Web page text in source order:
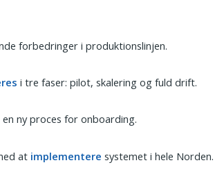
forbedringer i produktionslinjen.
i tre faser: pilot, skalering og fuld drift.
en ny proces for onboarding.
at implementere systemet i hele Norden.